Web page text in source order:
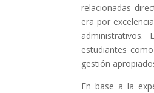
relacionadas
era por
estudiantes
gestión
En base a la